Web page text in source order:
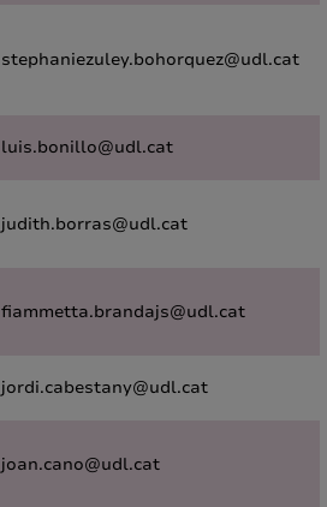
stephaniezuley.bohorquez@udl.cat
luis.bonillo@udl.cat
judith.borras@udl.cat
fiammetta.brandajs@udl.cat
jordi.cabestany@udl.cat
joan.cano@udl.cat